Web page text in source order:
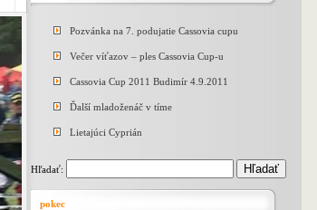
Pozvánka na 7. podujatie Cassovia cupu
Večer víťazov – ples Cassovia Cup-u
Cassovia Cup 2011 Budimír 4.9.2011
Ďalší mladoženáč v tíme
Lietajúci Cyprián
Hľadať:
pokec